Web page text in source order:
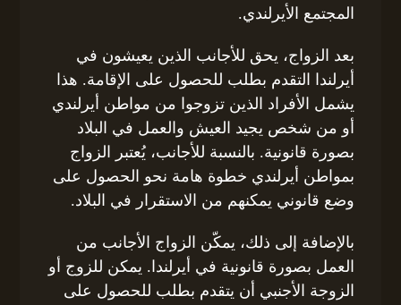
المجتمع الأيرلندي.
بعد الزواج، يحق للأجانب الذين يعيشون في
أيرلندا التقدم بطلب للحصول على الإقامة. هذا
يشمل الأفراد الذين تزوجوا من مواطن أيرلندي
أو من شخص يجيد العيش والعمل في البلاد
بصورة قانونية. بالنسبة للأجانب، يُعتبر الزواج
بمواطن أيرلندي خطوة هامة نحو الحصول على
وضع قانوني يمكنهم من الاستقرار في البلاد.
بالإضافة إلى ذلك، يمكّن الزواج الأجانب من
العمل بصورة قانونية في أيرلندا. يمكن للزوج أو
الزوجة الأجنبي أن يتقدم بطلب للحصول على